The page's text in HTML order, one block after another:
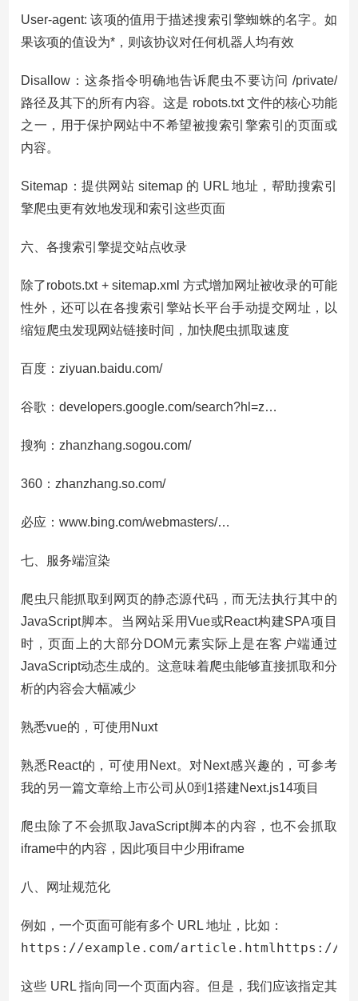
User-agent: 该项的值用于描述搜索引擎蜘蛛的名字。如
果该项的值设为*，则该协议对任何机器人均有效
Disallow：这条指令明确地告诉爬虫不要访问 /private/
路径及其下的所有内容。这是 robots.txt 文件的核心功能
之一，用于保护网站中不希望被搜索引擎索引的页面或
内容。
Sitemap：提供网站 sitemap 的 URL 地址，帮助搜索引
擎爬虫更有效地发现和索引这些页面
六、各搜索引擎提交站点收录
除了robots.txt + sitemap.xml 方式增加网址被收录的可能
性外，还可以在各搜索引擎站长平台手动提交网址，以
缩短爬虫发现网站链接时间，加快爬虫抓取速度
百度： ziyuan.baidu.com/
谷歌：developers.google.com/search?hl=z…
搜狗： zhanzhang.sogou.com/
360： zhanzhang.so.com/
必应：www.bing.com/webmasters/…
七、服务端渲染
爬虫只能抓取到网页的静态源代码，而无法执行其中的
JavaScript脚本。当网站采用Vue或React构建SPA项目
时，页面上的大部分DOM元素实际上是在客户端通过
JavaScript动态生成的。这意味着爬虫能够直接抓取和分
析的内容会大幅减少
熟悉vue的，可使用Nuxt
熟悉React的，可使用Next。对Next感兴趣的，可参考
我的另一篇文章给上市公司从0到1搭建Next.js14项目
爬虫除了不会抓取JavaScript脚本的内容，也不会抓取
iframe中的内容，因此项目中少用iframe
八、网址规范化
例如，一个页面可能有多个 URL 地址，比如：
https://example.com/article.htmlhttps://
这些 URL 指向同一个页面内容。但是，我们应该指定其